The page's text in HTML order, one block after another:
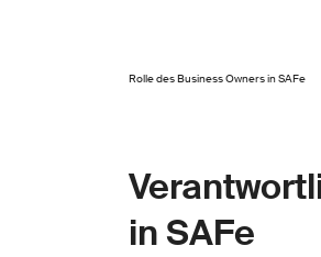
Rolle des Business Owners in SAFe
in SAFe